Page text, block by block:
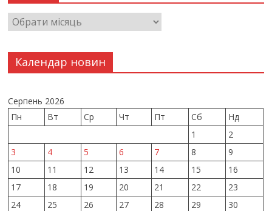
Календар новин
Серпень 2026
Пн
Вт Ср Чт Пт Сб
Нд
1
2
3
4 5 6 7 8
9
10
11 12 13 14 15
16
17
18 19 20 21 22
23
24
25 26 27 28 29
30